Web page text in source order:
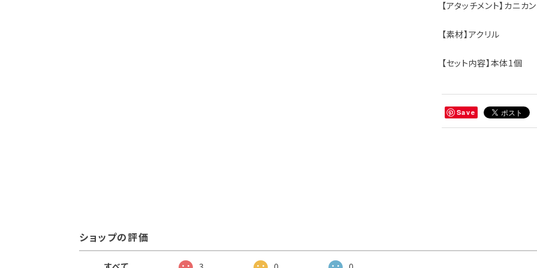
【アタッチメント】カニカン
【素材】アクリル
【セット内容】本体1個
Save
ショップの評価